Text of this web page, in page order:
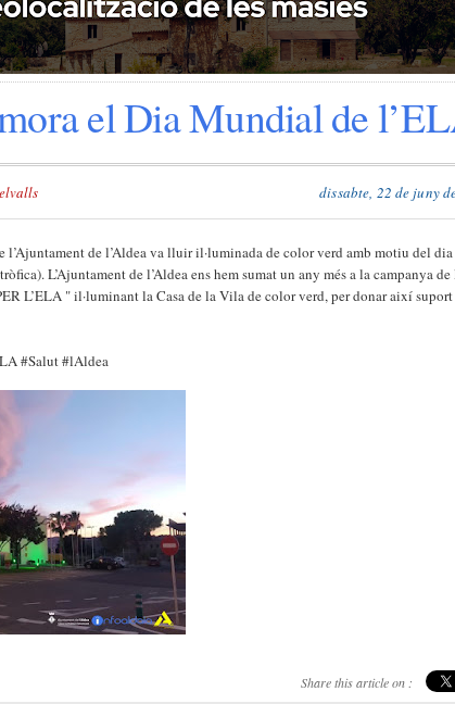
el Dia Mundial de
dissabte, 22 de juny
l’Ajuntament de l’Aldea va lluir il·luminada de color verd amb motiu del dia
L’Ajuntament de l’Aldea ens hem sumat un any més a la campanya de
L’ELA " il·luminant la Casa de la Vila de color verd, per donar així suport
#Salut #lAldea
Share this article on :